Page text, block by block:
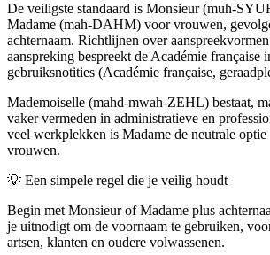
De veiligste standaard is Monsieur (muh-
Madame (mah-DAHM) voor vrouwen,
achternaam. Richtlijnen over
aanspreking bespreekt de Académie française
gebruiksnotities (Académie française,
Mademoiselle (mahd-mwah-ZEHL) bestaat,
vaker vermeden in administratieve en
veel werkplekken is Madame de neutrale
vrouwen.
💡 Een simpele regel die je veilig houdt
Begin met Monsieur of Madame plus
je uitnodigt om de voornaam te gebruiken,
artsen, klanten en oudere volwassenen.